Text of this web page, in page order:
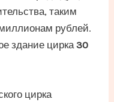
таким
рублей.
здание цирка30
цирка